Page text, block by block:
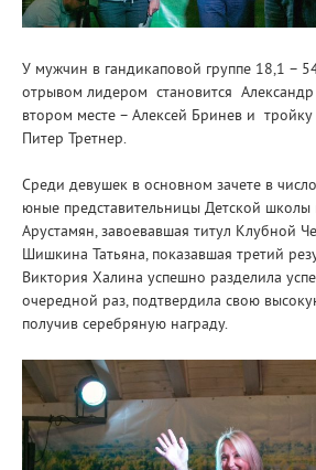
У мужчин в гандикаповой группе 18,1 –
отрывом лидером становится
втором месте – Алексей Бринев и
Питер Третнер.
Среди девушек в основном зачете в
юные представительницы Детской школы
Арустамян, завоевавшая титул Клубной
Шишкина Татьяна, показавшая третий
Виктория Халина успешно разделила
очередной раз, подтвердила свою
получив серебряную награду.